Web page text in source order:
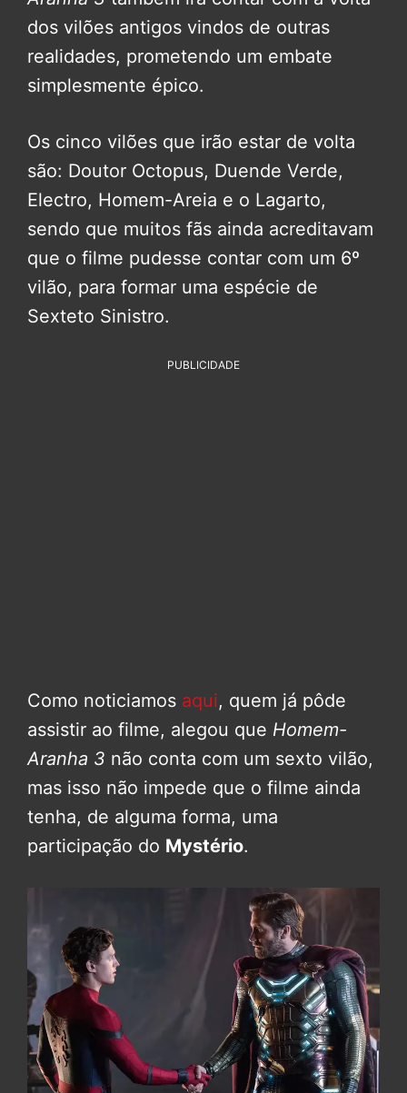
dos vilões antigos vindos de outras
realidades, prometendo um embate
simplesmente épico.
Os cinco vilões que irão estar de volta
são: Doutor Octopus, Duende Verde,
Electro, Homem-Areia e o Lagarto,
sendo que muitos fãs ainda acreditavam
que o filme pudesse contar com um 6º
vilão, para formar uma espécie de
Sexteto Sinistro.
PUBLICIDADE
Como noticiamos aqui, quem já pôde
assistir ao filme, alegou que Homem-
Aranha 3 não conta com um sexto vilão,
mas isso não impede que o filme ainda
tenha, de alguma forma, uma
participação do Mystério.